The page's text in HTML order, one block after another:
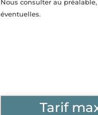
Nous consulter au
éventuelles.
Tarif